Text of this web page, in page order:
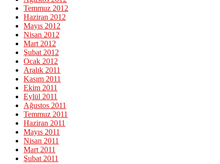
Temmuz 2012
Haziran 2012
Mayıs 2012
Nisan 2012
Mart 2012
Şubat 2012
Ocak 2012
Aralık 2011
Kasım 2011
Ekim 2011
Eylül 2011
Ağustos 2011
Temmuz 2011
Haziran 2011
Mayıs 2011
Nisan 2011
Mart 2011
Şubat 2011